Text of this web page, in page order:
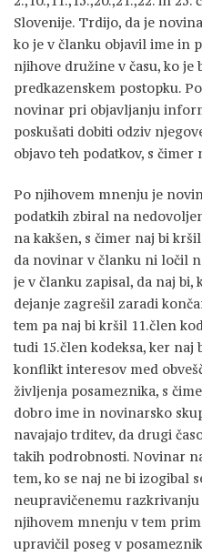
Slovenije. Trdijo, da je
ko je v članku objavil ime in
njihove družine v času, ko je
predkazenskem postopku.
novinar pri objavljanju
poskušati dobiti odziv
objavo teh podatkov, s čimer
Po njihovem mnenju je
podatkih zbiral na
na kakšen, s čimer naj bi
da novinar v članku ni ločil
je v članku zapisal, da naj
dejanje zagrešil zaradi
tem pa naj bi kršil 11.člen
tudi 15.člen kodeksa, ker
konflikt interesov med
življenja posameznika, s
dobro ime in novinarsko
navajajo trditev, da drugi
takih podrobnosti. Novinar
tem, ko se naj ne bi izogibal
neupravičenemu razkrivanju
njihovem mnenju v tem
upravičil poseg v